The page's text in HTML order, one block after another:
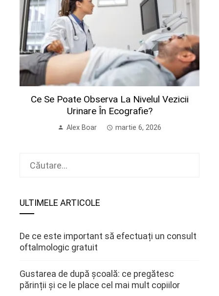
Ce Se Poate Observa La Nivelul Vezicii
Urinare În Ecografie?
Alex Boar martie 6, 2026
ULTIMELE ARTICOLE
De ce este important să efectuați un consult
oftalmologic gratuit
Gustarea de după școală: ce pregătesc
părinții și ce le place cel mai mult copiilor